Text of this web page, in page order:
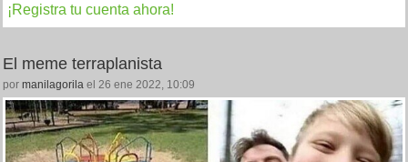
¡Registra tu cuenta ahora!
El meme terraplanista
por manilagorila el 26 ene 2022, 10:09